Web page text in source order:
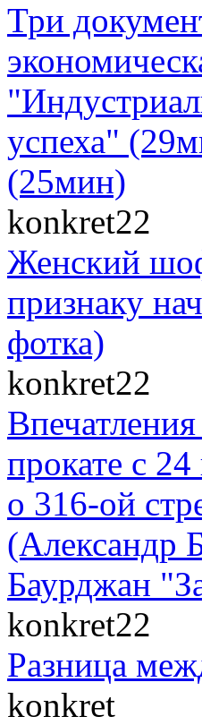
Три
успеха"
(25мин)
konkret22
Женский
признаку
фотка)
konkret22
прокате с
о 316-ой
(Александр
Баурджан
konkret22
Разница
konkret